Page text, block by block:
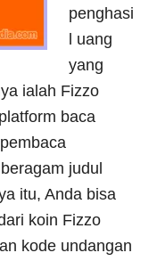
penghasi
l uang
yang
ialah Fizzo
baca
judul
itu, Anda bisa
koin Fizzo
kode undangan